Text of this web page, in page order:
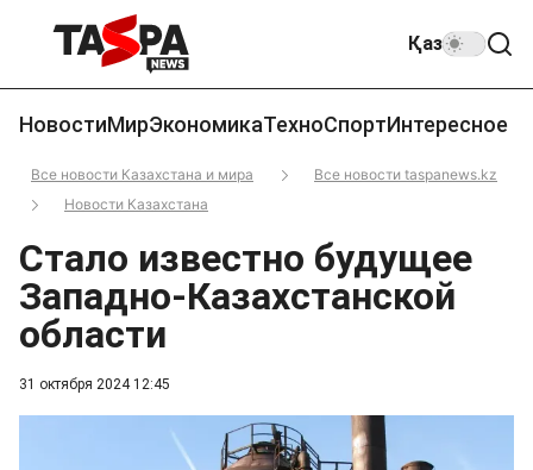
Қаз
НовостиМирЭкономикаТехноСпортИнтересное
Все новости Казахстана и мира
Все новости taspanews.kz
Новости Казахстана
31 октября 2024 12:45
Стало известно будущее
Западно-Казахстанской
области